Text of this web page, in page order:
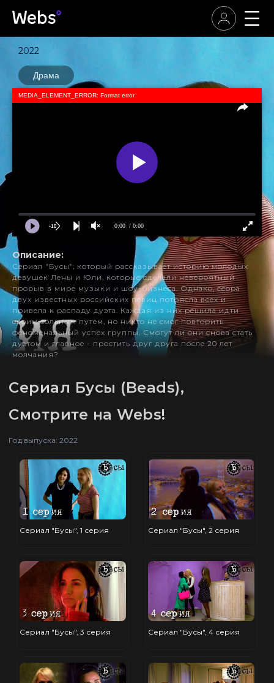
2022
Драма
0:00 / 0:00
MEDIA_ELEMENT_ERROR: Format error
Описание:
Сериал "Бусы", который рассказывает историю молодых
девушек Лены и Юли, которые сделали невероятный
прорыв в мире музыки и шоу-бизнеса. Однако, ссора
двух известных российских певиц потрясла всех и
привела к распаду дуэта. Каждая из них решила идти
своим сольным путем, но никто не смог повторить
феноменальный успех группы. Смогут ли они снова стать
дуэтом и главное - простить друг друга после 20 лет
молчания?
Сериал Бусы (Beads),
Смотрите на Webs!
Год выпуска: 2022
Сериал "Бусы", 1 серия Сериал "Бусы", 2 серия
Сериал "Бусы", 3 серия Сериал "Бусы", 4 серия